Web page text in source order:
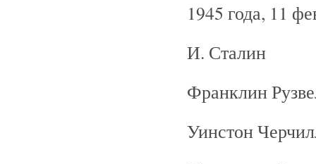
1945 года, 11
И. Сталин
Франклин
Уинстон